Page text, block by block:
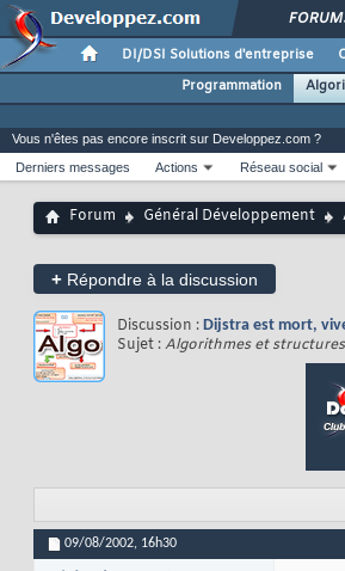
DI/DSI Solutions d'entreprise
Programmation
Vous n'êtes pas encore inscrit sur Developpez.com ?
Derniers messages
Actions Réseau social
Forum Général Développement
+ Répondre à la discussion
Discussion : Dijstra est mort,
Sujet :Algorithmes et
09/08/2002, 16h30